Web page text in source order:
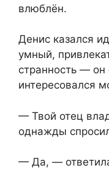
влюблён.
Денис казался
умный,
странность —
интересовался
— Твой отец
однажды
— Да, —